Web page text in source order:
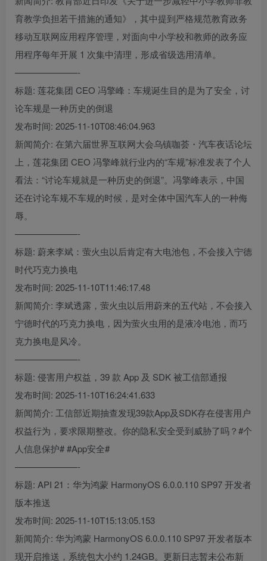
育教学负担若干措施的通知》，其中提到严格规范教育政务
移动互联网应用程序管理，对面向中小学校和教师的政务应
用程序每年开展 1 次集中清理，形成省级选用清单。
———————-
标题: 莲花集团 CEO 冯擎峰：车规诞生目的是为了安全，讨
论车规是一种历史的倒退
发布时间: 2025-11-10T08:46:04.963
新闻简介: 在第六届世界互联网大会乌镇咖荟・汽车夜话论坛
上，莲花集团 CEO 冯擎峰就行业内的“车规”标准发表了个人
看法：“讨论车规就是一种历史的倒退”。冯擎峰表示，中国
还在讨论车规不车规的时候，是对全体中国汽车人的一种侮
辱。
———————-
标题: 蔚来李斌：萤火虫以后肯定有大电池包，不会接入宁德
时代巧克力换电
发布时间: 2025-11-10T11:46:17.48
新闻简介: 李斌透露，萤火虫以后用蔚来的五代站，不会接入
宁德时代的巧克力换电，因为萤火虫用的是液冷电池，而巧
克力换电是风冷。
———————-
标题: 侵害用户权益，39 款 App 及 SDK 被工信部通报
发布时间: 2025-11-10T16:24:41.633
新闻简介: 工信部近期抽查发现39款App及SDK存在侵害用户
权益行为，要求限期整改。你的隐私安全受到威胁了吗？#个
人信息保护# #App安全#
———————-
标题: API 21：华为鸿蒙 HarmonyOS 6.0.0.110 SP97 开发者
版本推送
发布时间: 2025-11-10T15:13:05.153
新闻简介: 华为鸿蒙 HarmonyOS 6.0.0.110 SP97 开发者版本
现开启推送，系统包大小约 1.24GB。更新日志暂未公布新